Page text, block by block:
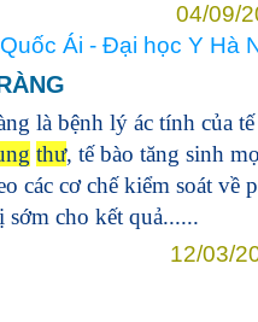
04/09/
Ái - Đại học Y Hà
là bệnh lý ác tính của
thư, tế bào tăng sinh
các cơ chế kiểm soát về
sớm cho kết quả......
12/03/